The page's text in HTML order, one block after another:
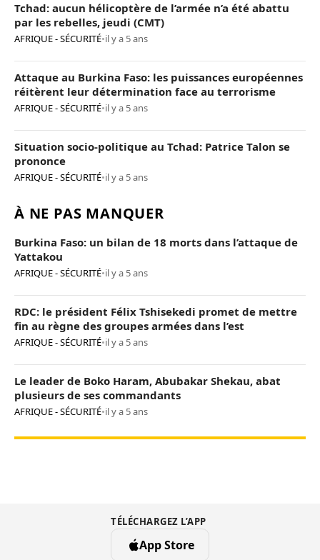
Tchad: aucun hélicoptère de l’armée n’a été abattu
par les rebelles, jeudi (CMT)
AFRIQUE - SÉCURITÉ•il y a 5 ans
Attaque au Burkina Faso: les puissances européennes
réitèrent leur détermination face au terrorisme
AFRIQUE - SÉCURITÉ•il y a 5 ans
Situation socio-politique au Tchad: Patrice Talon se
prononce
AFRIQUE - SÉCURITÉ•il y a 5 ans
À NE PAS MANQUER
Burkina Faso: un bilan de 18 morts dans l’attaque de
Yattakou
AFRIQUE - SÉCURITÉ•il y a 5 ans
RDC: le président Félix Tshisekedi promet de mettre
fin au règne des groupes armées dans l’est
AFRIQUE - SÉCURITÉ•il y a 5 ans
Le leader de Boko Haram, Abubakar Shekau, abat
plusieurs de ses commandants
AFRIQUE - SÉCURITÉ•il y a 5 ans
TÉLÉCHARGEZ L’APP
App Store